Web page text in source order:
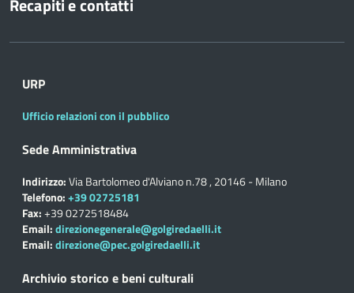
Recapiti e contatti
URP
Ufficio relazioni con il pubblico
Sede Amministrativa
Indirizzo:Via Bartolomeo d'Alviano n.78 , 20146 - Milano
Telefono:+39 02725181
Fax:+39 0272518484
Email:direzionegenerale@golgiredaelli.it
Email:direzione@pec.golgiredaelli.it
Archivio storico e beni culturali